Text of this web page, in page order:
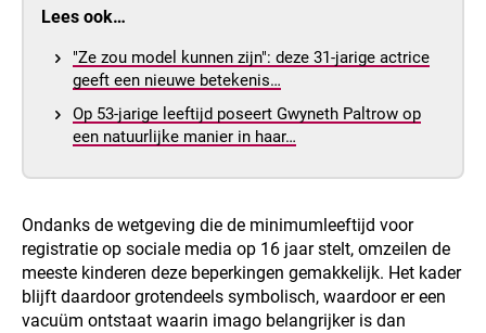
Lees ook…
"Ze zou model kunnen zijn": deze 31-jarige actrice
geeft een nieuwe betekenis…
Op 53-jarige leeftijd poseert Gwyneth Paltrow op
een natuurlijke manier in haar…
Ondanks de wetgeving die de minimumleeftijd voor
registratie op sociale media op 16 jaar stelt, omzeilen de
meeste kinderen deze beperkingen gemakkelijk. Het kader
blijft daardoor grotendeels symbolisch, waardoor er een
vacuüm ontstaat waarin imago belangrijker is dan